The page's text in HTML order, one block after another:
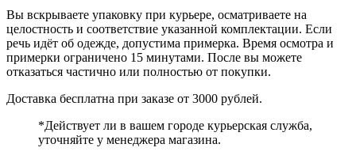
Вы вскрываете упаковку при курьере, осматриваете на
целостность и соответствие указанной комплектации. Если
речь идёт об одежде, допустима примерка. Время осмотра и
примерки ограничено 15 минутами. После вы можете
отказаться частично или полностью от покупки.
Доставка бесплатна при заказе от 3000 рублей.
*Действует ли в вашем городе курьерская служба,
уточняйте у менеджера магазина.